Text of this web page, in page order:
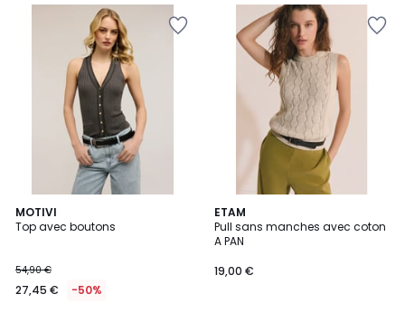
MOTIVI
Top avec boutons
54,90 €
27,45 € -50%
ETAM
Pull sans manches avec coton
A PAN
19,00 €